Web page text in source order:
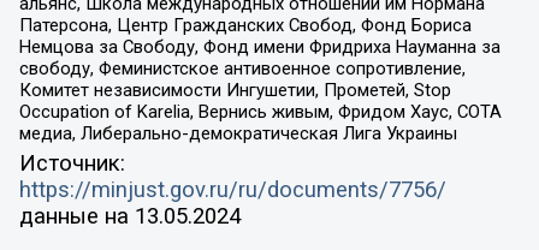
Патерсона, Центр Гражданских Свобод, Фонд Бориса
Немцова за Свободу, Фонд имени Фридриха Науманна за
свободу, Феминистское антивоенное сопротивление,
Комитет независимости Ингушетии, Прометей, Stop
Occupation of Karelia, Вернись живым, Фридом Хаус, СОТА
медиа, Либерально-демократическая Лига Украины
Источник:
https://minjust.gov.ru/ru/documents/7756/
данные на 13.05.2024